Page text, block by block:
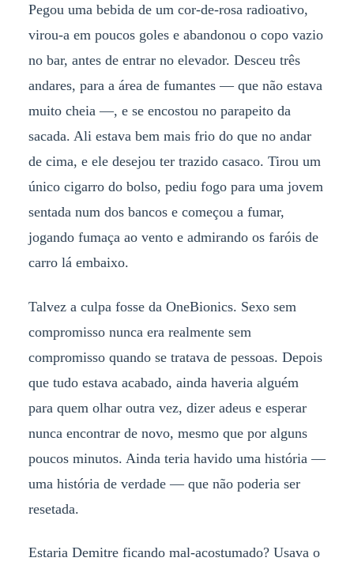
Pegou uma bebida de um cor-de-rosa radioativo,
virou-a em poucos goles e abandonou o copo vazio
no bar, antes de entrar no elevador. Desceu três
andares, para a área de fumantes — que não estava
muito cheia —, e se encostou no parapeito da
sacada. Ali estava bem mais frio do que no andar
de cima, e ele desejou ter trazido casaco. Tirou um
único cigarro do bolso, pediu fogo para uma jovem
sentada num dos bancos e começou a fumar,
jogando fumaça ao vento e admirando os faróis de
carro lá embaixo.
Talvez a culpa fosse da OneBionics. Sexo sem
compromisso nunca era realmente sem
compromisso quando se tratava de pessoas. Depois
que tudo estava acabado, ainda haveria alguém
para quem olhar outra vez, dizer adeus e esperar
nunca encontrar de novo, mesmo que por alguns
poucos minutos. Ainda teria havido uma história —
uma história de verdade — que não poderia ser
resetada.
Estaria Demitre ficando mal-acostumado? Usava o